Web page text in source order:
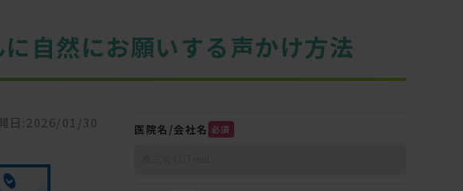
自然にお願いする声かけ方法
日:2026/01/30 医院名/会社名 必須